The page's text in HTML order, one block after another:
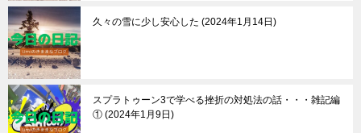
久々の雪に少し安心した 2024年1月14日
スプラトゥーン3で学べる挫折の対処法の話・・・雑記編
① 2024年1月9日